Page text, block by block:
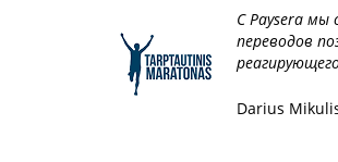
С Paysera мы
переводов
Darius